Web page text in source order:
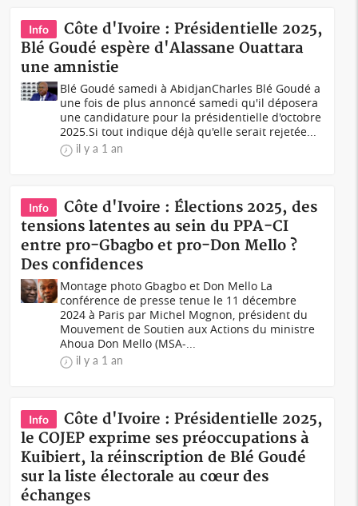
Info
Côte d'Ivoire : Présidentielle 2025,
Blé Goudé espère d'Alassane Ouattara
une amnistie
Blé Goudé samedi à AbidjanCharles Blé Goudé a
une fois de plus annoncé samedi qu'il déposera
une candidature pour la présidentielle d'octobre
2025.Si tout indique déjà qu'elle serait rejetée...
il y a 1 an
Info
Côte d'Ivoire : Élections 2025, des
tensions latentes au sein du PPA-CI
entre pro-Gbagbo et pro-Don Mello ?
Des confidences
Montage photo Gbagbo et Don Mello La
conférence de presse tenue le 11 décembre
2024 à Paris par Michel Mognon, président du
Mouvement de Soutien aux Actions du ministre
Ahoua Don Mello (MSA-...
il y a 1 an
Info
Côte d'Ivoire : Présidentielle 2025,
le COJEP exprime ses préoccupations à
Kuibiert, la réinscription de Blé Goudé
sur la liste électorale au cœur des
échanges